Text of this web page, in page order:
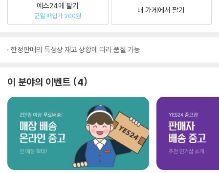
예스24에 팔기
균일 매입가 200원
내 가게에서 팔기
한정판매의 특성상 재고 상황에 따라 품절 가능
이 분야의 이벤트 4